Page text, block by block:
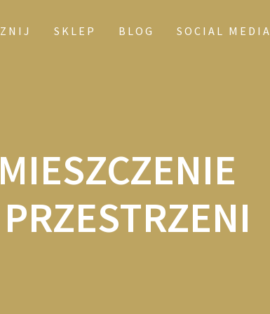
SKLEP BLOG SOCIAL MEDIA